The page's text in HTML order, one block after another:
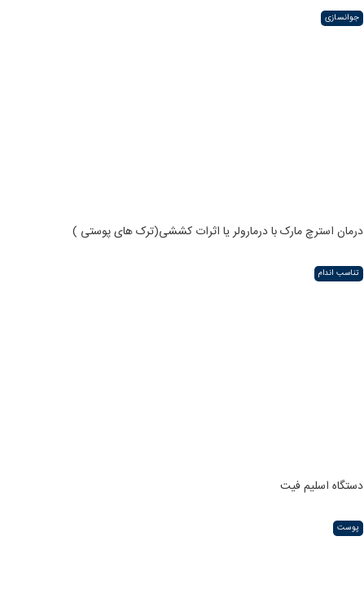
جوانسازی
درمان استرچ مارک با درمارولر یا اثرات کششی(ترک های پوستی )
تناسب اندام
دستگاه اسلیم فیت
پوست